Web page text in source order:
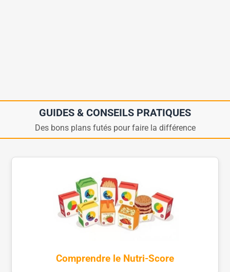
GUIDES & CONSEILS PRATIQUES
Des bons plans futés pour faire la différence
Comprendre le Nutri-Score